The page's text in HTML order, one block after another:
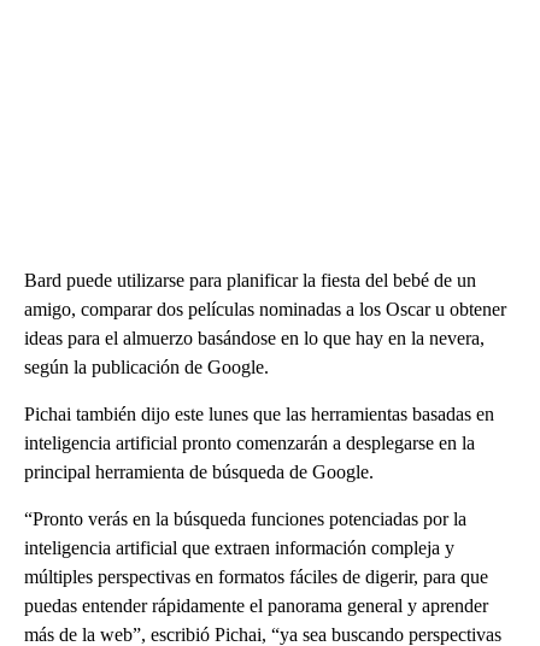
Bard puede utilizarse para planificar la fiesta del bebé de un
amigo, comparar dos películas nominadas a los Oscar u obtener
ideas para el almuerzo basándose en lo que hay en la nevera,
según la publicación de Google.
Pichai también dijo este lunes que las herramientas basadas en
inteligencia artificial pronto comenzarán a desplegarse en la
principal herramienta de búsqueda de Google.
“Pronto verás en la búsqueda funciones potenciadas por la
inteligencia artificial que extraen información compleja y
múltiples perspectivas en formatos fáciles de digerir, para que
puedas entender rápidamente el panorama general y aprender
más de la web”, escribió Pichai, “ya sea buscando perspectivas